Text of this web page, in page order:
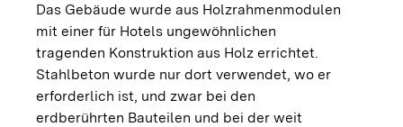
Das Gebäude wurde aus Holzrahmenmodulen
mit einer für Hotels ungewöhnlichen
tragenden Konstruktion aus Holz errichtet.
Stahlbeton wurde nur dort verwendet, wo er
erforderlich ist, und zwar bei den
erdberührten Bauteilen und bei der weit